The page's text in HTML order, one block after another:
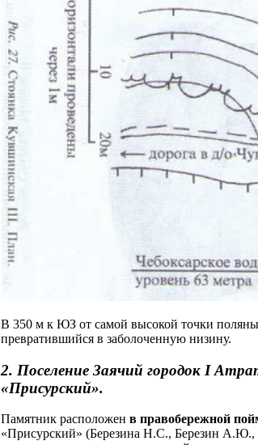
В 350 м к ЮЗ от самой высокой точки
превратившийся в заболоченную низину.
2. Поселение Заячий городок I
«Присурский».
Памятник расположенв правобережной
«Присурский» (Березина Н.С., Березин А.Ю.,